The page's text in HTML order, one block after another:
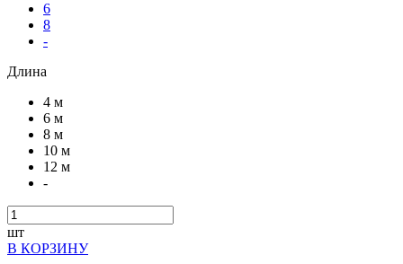
6
8
-
Длина
4 м
6 м
8 м
10 м
12 м
-
шт
В КОРЗИНУ